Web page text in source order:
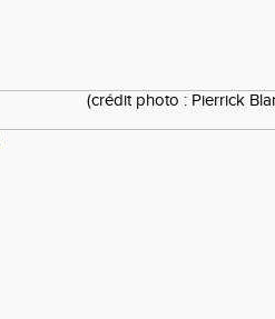
(crédit photo : Pierrick